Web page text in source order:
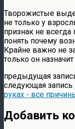
Творожистые
не только у
признак не
понять почему
Крайне важно не
только он
предыдущая
следующая запись
руках - все
Добавить